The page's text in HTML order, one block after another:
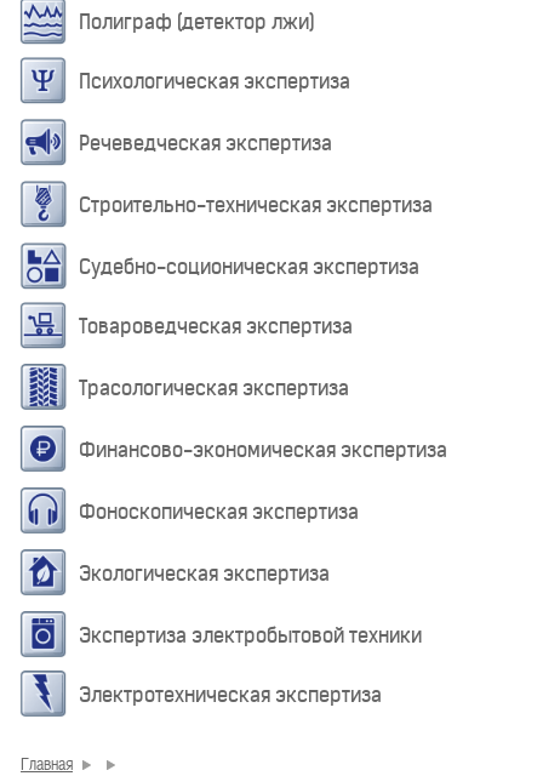
Полиграф (детектор лжи)
Психологическая экспертиза
Речеведческая экспертиза
Строительно-техническая экспертиза
Судебно-соционическая экспертиза
Товароведческая экспертиза
Трасологическая экспертиза
Финансово-экономическая экспертиза
Фоноскопическая экспертиза
Экологическая экспертиза
Экспертиза электробытовой техники
Электротехническая экспертиза
Главная